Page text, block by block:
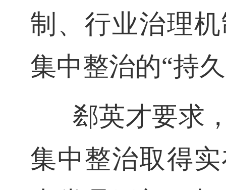
制、行业治理
集中整治的“持
郄英才要求
集中整治取得